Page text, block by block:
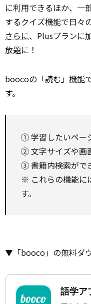
に利用できるほか、一
するクイズ機能で日々
さらに、Plusプランに
放題に！
boocoの「読む」 機能
す。
① 学習したいペー
② 文字サイズや画
③ 書籍内検索がで
※ これらの機能に
す。
▼「booco」の無料ダ